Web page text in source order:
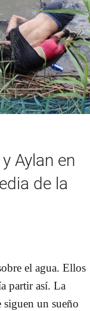
Aylan en
de la
el agua. Ellos
partir así. La
un sueño